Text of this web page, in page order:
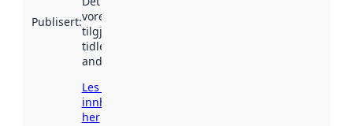
Publisert:vore
tilgjengeleg
tidlegare
andre stader.
Les meir om
innhenting
her